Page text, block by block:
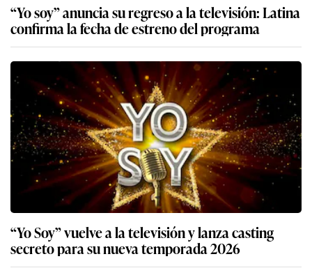
“Yo soy” anuncia su regreso a la televisión: Latina
confirma la fecha de estreno del programa
“Yo Soy” vuelve a la televisión y lanza casting
secreto para su nueva temporada 2026